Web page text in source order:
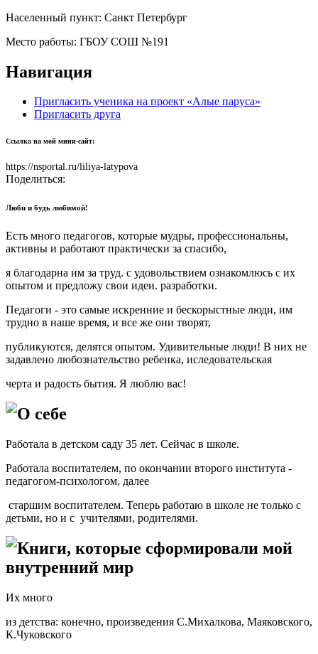
Населенный пункт: Санкт Петербург
Место работы: ГБОУ СОШ №191
Навигация
Пригласить ученика на проект «Алые паруса»
Пригласить друга
Ссылка на мой мини-сайт:
https://nsportal.ru/liliya-latypova
Поделиться:
Люби и будь любимой!
Есть много педагогов, которые мудры, профессиональны,
активны и работают практически за спасибо,
я благодарна им за труд. с удовольствием ознакомлюсь с их
опытом и предложу свои идеи. разработки.
Педагоги - это самые искренние и бескорыстные люди, им
трудно в наше время, и все же они творят,
публикуются, делятся опытом. Удивительные люди! В них не
задавлено любознательство ребенка, иследовательская
черта и радость бытия. Я люблю вас!
О себе
Работала в детском саду 35 лет. Сейчас в школе.
Работала воспитателем, по окончании второго института -
педагогом-психологом, далее
старшим воспитателем. Теперь работаю в школе не только с
детьми, но и с учителями, родителями.
Книги, которые сформировали мой
внутренний мир
Их много
из детства: конечно, произведения С.Михалкова, Маяковского,
К.Чуковского